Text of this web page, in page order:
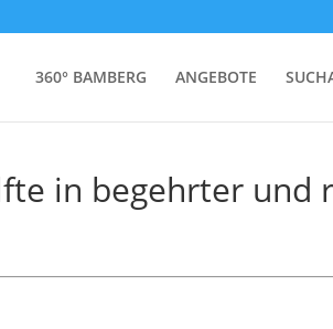
360° BAMBERG ANGEBOTE
in begehrter